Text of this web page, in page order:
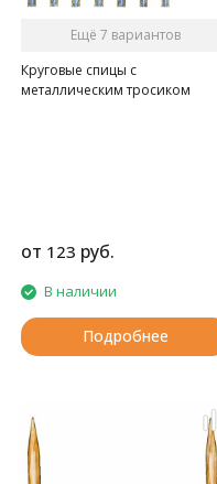
Ещё 7 вариантов
Круговые спицы с
металлическим тросиком
от 123 руб.
В наличии
Подробнее